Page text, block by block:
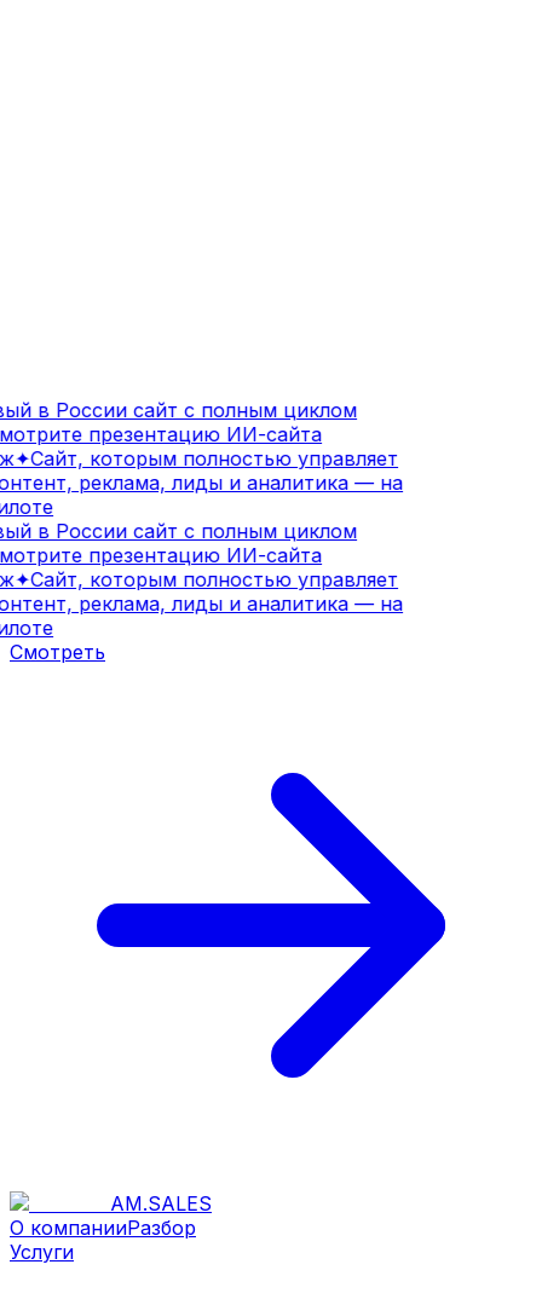
в России сайт с полным циклом
презентацию ИИ-сайта
✦Сайт, которым полностью управляет
реклама, лиды и аналитика — на
в России сайт с полным циклом
презентацию ИИ-сайта
✦Сайт, которым полностью управляет
реклама, лиды и аналитика — на
Смотреть
AM.SALES
О компанииРазбор
Услуги